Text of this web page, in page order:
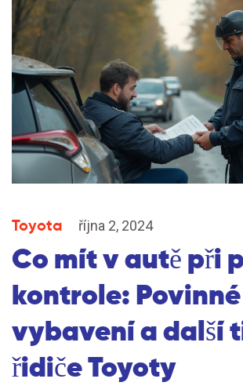
Toyota října 2, 2024
Co mít v autě při
kontrole: Povinné
vybavení a další
řidiče Toyoty